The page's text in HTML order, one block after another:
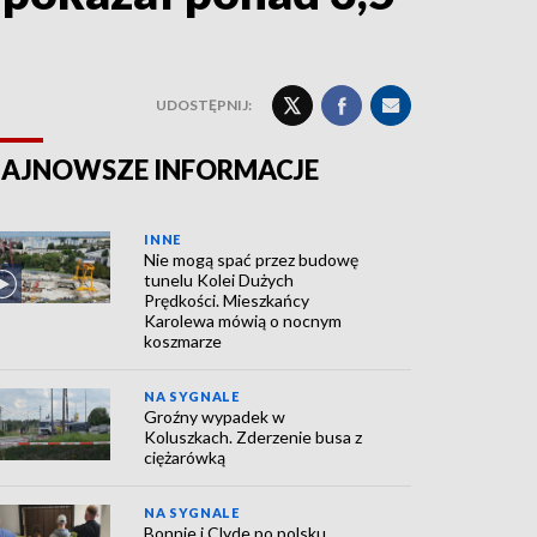
UDOSTĘPNIJ:
INFORMACJE
INNE
Nie mogą spać przez budowę
tunelu Kolei Dużych
Prędkości. Mieszkańcy
Karolewa mówią o nocnym
koszmarze
NA SYGNALE
Groźny wypadek w
Koluszkach. Zderzenie busa z
ciężarówką
NA SYGNALE
Bonnie i Clyde po polsku.